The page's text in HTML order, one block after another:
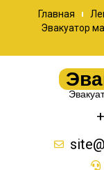
Главная
Эвакуатор